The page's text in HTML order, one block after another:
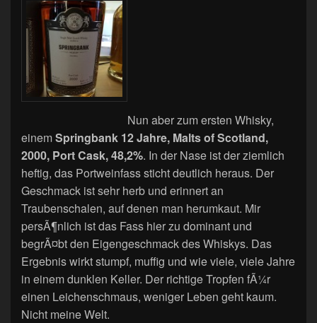
Nun aber zum ersten Whisky,
einemSpringbank 12 Jahre, Malts of Scotland,
2000, Port Cask, 48,2%. In der Nase ist der ziemlich
heftig, das Portweinfass sticht deutlich heraus. Der
Geschmack ist sehr herb und erinnert an
Traubenschalen, auf denen man herumkaut. Mir
persÃ¶nlich ist das Fass hier zu dominant und
begrÃ¤bt den Eigengeschmack des Whiskys. Das
Ergebnis wirkt stumpf, muffig und wie viele, viele Jahre
in einem dunklen Keller. Der richtige Tropfen fÃ¼r
einen Leichenschmaus, weniger Leben geht kaum.
Nicht meine Welt.